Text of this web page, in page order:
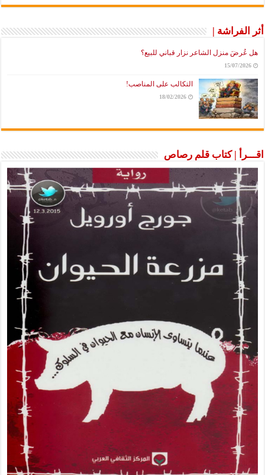
أثر الفراشة |
هل عُرضَ منزل الشاعر نزار قباني للبيع؟
15/07/2026
التكالب على المناصب!
18/02/2026
اقـــرأ | كتاب قلم رصاص